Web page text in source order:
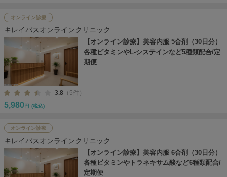
オンライン診療
キレイパスオンラインクリニック
【オンライン診療】美容内服 5合剤（30日分）
各種ビタミンやL-システインなど5種類配合/定
期便
3.8 （5件）
5,980 円 (税込)
オンライン診療
キレイパスオンラインクリニック
【オンライン診療】美容内服 6合剤（30日分）
各種ビタミンやトラネキサム酸など6種類配合/
定期便